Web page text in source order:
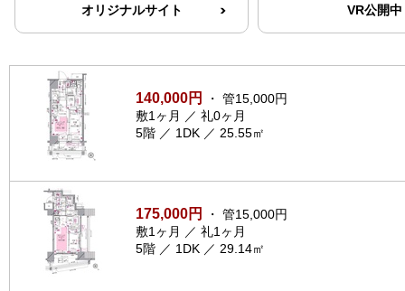
オリジナルサイト VR公開中
140,000円
・ 管15,000円
敷1ヶ月 ／ 礼0ヶ月
5階 ／ 1DK ／ 25.55㎡
175,000円
・ 管15,000円
敷1ヶ月 ／ 礼1ヶ月
5階 ／ 1DK ／ 29.14㎡